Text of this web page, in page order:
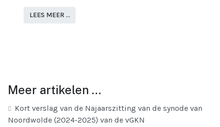
LEES MEER …
Meer artikelen …
Kort verslag van de Najaarszitting van de synode van
Noordwolde (2024-2025) van de vGKN